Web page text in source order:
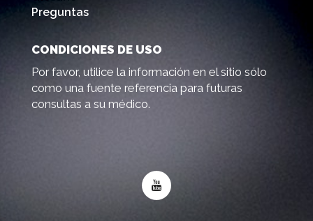
Preguntas
CONDICIONES DE USO
Por favor, utilice la información en el sitio sólo
como una fuente referencia para futuras
consultas a su médico.